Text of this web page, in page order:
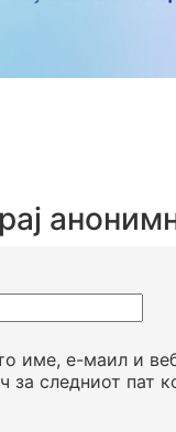
име, е-маил и
за следниот пат